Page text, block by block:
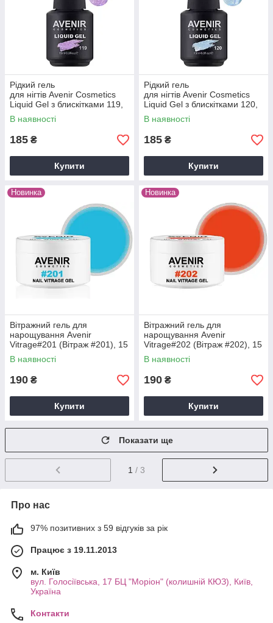
Рідкий гель
для нігтів Avenir Cosmetics
Liquid Gel з блискітками 119,
15мл
В наявності
185 ₴
Купити
Рідкий гель
для нігтів Avenir Cosmetics
Liquid Gel з блискітками 120,
15мл
В наявності
185 ₴
Купити
Новинка
Вітражний гель для
нарощування Avenir
Vitrage#201 (Вітраж #201), 15
мл
В наявності
190 ₴
Купити
Новинка
Вітражний гель для
нарощування Avenir
Vitrage#202 (Вітраж #202), 15
мл
В наявності
190 ₴
Купити
Показати ще
1 / 3
Про нас
97% позитивних з 59 відгуків за рік
Працює з 19.11.2013
м. Київ
вул. Голосіївська, 17 БЦ "Моріон" (колишній КЮЗ), Київ,
Україна
Контакти